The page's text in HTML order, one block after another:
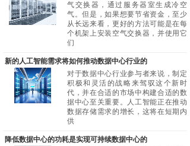
气交换器，通过服务器室生成冷空
气。但是，如果想要节省资金，至少
从长远来看，更好的方法可能是在每
个机架上安装空气交换器，并使用它
们
新的人工智能需求将如何推动数据中心行业的
对于数据中心行业参与者来说，制定
积极和灵活的战略来驾驭这个新时
代，并在合适的市场中构建合适的数
据中心至关重要。人工智能正在推动
数据存储需求的增长，这将在短期内
供
降低数据中心的功耗是实现可持续数据中心的